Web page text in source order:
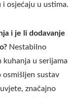
osjećaju u ustima.
i je li dodavanje
Nestabilno
kuhanja u serijama
sustav
značajno